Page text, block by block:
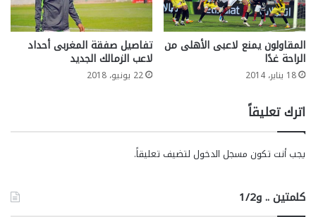
المقاولون يمنع لاعبى الأهلى من
الراحة غدًا
18 يناير، 2014
تفاصيل صفقة المغربى أحداد
لاعب الزمالك الجديد
22 يونيو، 2018
اترك تعليقاً
يجب أنت تكون مسجل الدخول لتضيف تعليقاً.
كلمتين .. و1/2